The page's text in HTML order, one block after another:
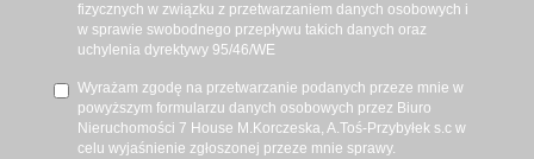
fizycznych w związku z przetwarzaniem danych osobowych i
w sprawie swobodnego przepływu takich danych oraz
uchylenia dyrektywy 95/46/WE
Wyrażam zgodę na przetwarzanie podanych przeze mnie w
powyższym formularzu danych osobowych przez Biuro
Nieruchomości 7 House M.Korczeska, A.Toś-Przybyłek s.c w
celu wyjaśnienie zgłoszonej przeze mnie sprawy.